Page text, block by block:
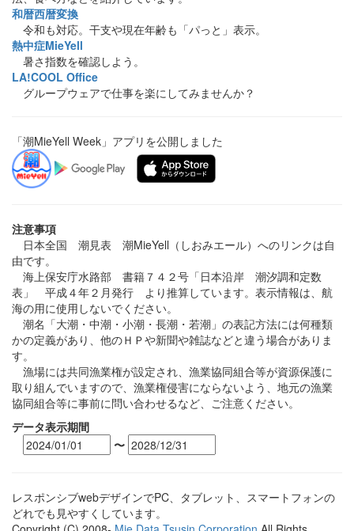
和暦西暦変換
令和も対応。干支や現在年齢も「パっと」表示。
熱中症MieYell
暑さ指数を確認しよう。
LA!COOL Office
グループウェアで仕事を楽にしてみませんか？
「潮MieYell Week」アプリを公開しました
注意事項
日本全国 潮見表 潮MieYell（しおみエール）へのリンクは自
由です。
海上保安庁水路部 書籍７４２号「日本沿岸 潮汐調和定数
表」 平成４年２月発行 より推算しています。表示情報は、航
海の用に使用しないでください。
潮名「大潮・中潮・小潮・長潮・若潮」の表記方法には何種類
かの定義があり、他のＨＰや新聞や雑誌などと違う場合がありま
す。
漁場には共同漁業権が設定され、漁業協同組合等が資源保護に
取り組んでいますので、漁業権侵害にならないよう、地元の漁業
協同組合等に事前に問い合わせるなど、ご注意ください。
データ表示期間
〜
レスポンシブwebデザインでPC、タブレット、スマートフォンの
どれでも見やすくしています。